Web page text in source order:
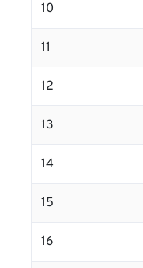
10
11
12
13
14
15
16